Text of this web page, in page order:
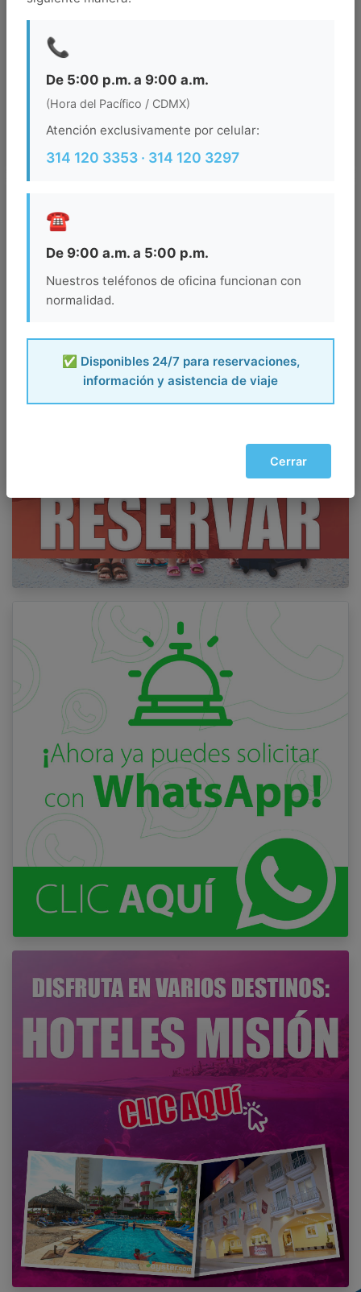
Salida
Ocupacion
BUSCAR
📞
De 5:00 p.m. a 9:00 a.m.
(Hora del Pacífico / CDMX)
Atención exclusivamente por celular:
314 120 3353 · 314 120 3297
☎️
De 9:00 a.m. a 5:00 p.m.
Nuestros teléfonos de oficina funcionan con
normalidad.
✅ Disponibles 24/7 para reservaciones,
información y asistencia de viaje
Cerrar